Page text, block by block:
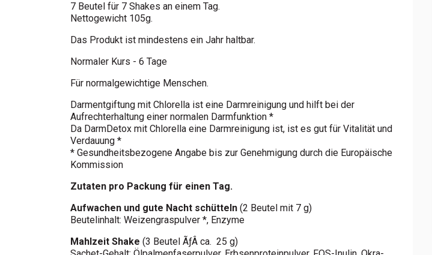
7 Beutel für 7 Shakes an einem Tag.
Nettogewicht 105g.
Das Produkt ist mindestens ein Jahr haltbar.
Normaler Kurs - 6 Tage
Für normalgewichtige Menschen.
Darmentgiftung mit Chlorella ist eine Darmreinigung und hilft bei der
Aufrechterhaltung einer normalen Darmfunktion *
Da DarmDetox mit Chlorella eine Darmreinigung ist, ist es gut für Vitalität und
Verdauung *
* Gesundheitsbezogene Angabe bis zur Genehmigung durch die Europäische
Kommission
Zutaten pro Packung für einen Tag.
Aufwachen und gute Nacht schütteln (2 Beutel mit 7 g)
Beutelinhalt: Weizengraspulver *, Enzyme
Mahlzeit Shake (3 Beutel ÃƒÂ ca. 25 g)